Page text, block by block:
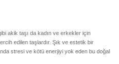
akik taşı da kadın ve erkekler için
edilen taşlardır. Şık ve estetik bir
stresi ve kötü enerjiyi yok eden bu doğal